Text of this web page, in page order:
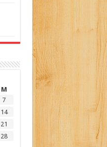
M
7
14
21
28